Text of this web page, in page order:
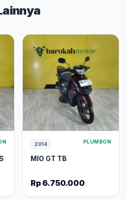
2014 PLUMBON
MIO GT TB
Rp 6.750.000